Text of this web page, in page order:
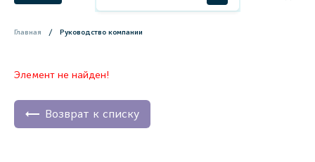
Главная Руководство компании
Элемент не найден!
Возврат к списку